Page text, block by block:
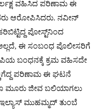
ವಹಿಸಿದ ಪರಿಣಾಮ ಈ
ಆರೋಪಿಸಿದರು. ನವೀನ್
ಪೋಸ್ಟ್‌ನಿಂದ
ಈ ಸಂಬಂಧ ಪೊಲೀಸರಿಗೆ
ಬಂಧನಕ್ಕೆ ಕ್ರಮ ವಹಿಸದೇ
ಪರಿಣಾಮ ಈ ಘಟನೆ
ಮೂರು ಜೀವ ಬಲಿಯಾಗಲು
ಇಲ್ಯಾಸ್ ಮುಹಮ್ಮದ್ ತುಂಬೆ